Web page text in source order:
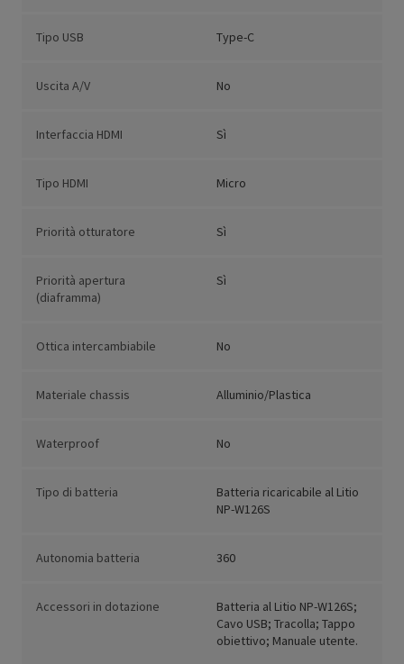
Tipo USB Type-C
Uscita A/V No
Interfaccia HDMI Sì
Tipo HDMI Micro
Priorità otturatore Sì
Priorità apertura
(diaframma)
Sì
Ottica intercambiabile No
Materiale chassis Alluminio/Plastica
Waterproof No
Tipo di batteria
Batteria ricaricabile al Litio
NP-W126S
Autonomia batteria 360
Accessori in dotazione
Batteria al Litio NP-W126S;
Cavo USB; Tracolla; Tappo
obiettivo; Manuale utente.